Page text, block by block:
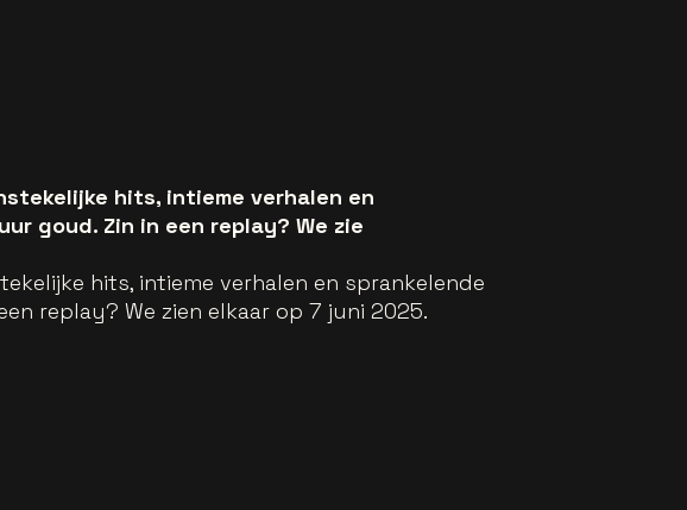
hits, intieme verhalen en
goud. Zin in een replay? We zie
hits, intieme verhalen en sprankelende
replay? We zien elkaar op 7 juni 2025.